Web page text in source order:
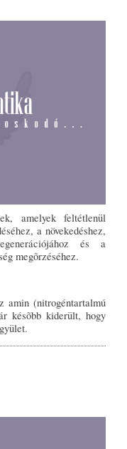
amelyek feltétlenül
a növekedéshez,
és a
megõrzéséhez.
(nitrogéntartalmú
késõbb kiderült, hogy